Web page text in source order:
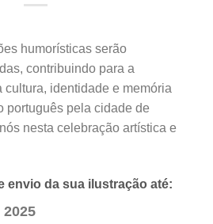
humorísticas serão
contribuindo para a
identidade e memória
português pela cidade de
nesta celebração artística e
envio da sua ilustração até: